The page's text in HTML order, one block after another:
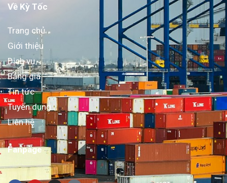
Về Kỳ Tốc
Trang chủ
Giới thiệu
Dịch vụ
Bảng giá
Tin tức
Tuyển dụng
Liên hệ
Fanpage